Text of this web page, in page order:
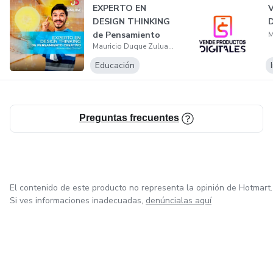
EXPERTO EN
DESIGN THINKING
de Pensamiento
Creativo
Mauricio Duque Zuluaga
Educación
Preguntas frecuentes
El contenido de este producto no representa la opinión de Hotmart.
Si ves informaciones inadecuadas, denúncialas aquí